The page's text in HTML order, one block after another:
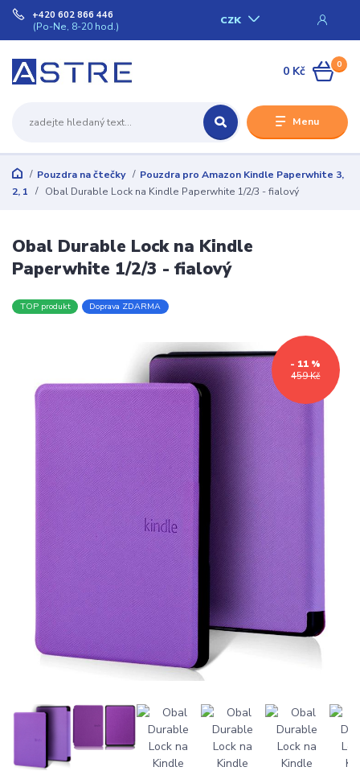
Menu
CZK
+420 602 866 446
(Po-Ne, 8-20 hod.)
0
0 Kč
Pouzdra na čtečky
Pouzdra pro Amazon Kindle Paperwhite 3,
2, 1
Obal Durable Lock na Kindle Paperwhite 1/2/3 - fialový
Obal Durable Lock na Kindle
Paperwhite 1/2/3 - fialový
TOP produkt Doprava ZDARMA
459 Kč
- 11 %